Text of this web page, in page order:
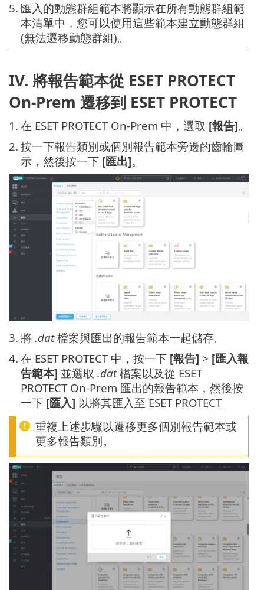
5. 匯入的動態群組範本將顯示在所有動態群組範
本清單中，您可以使用這些範本建立動態群組
(無法遷移動態群組)。
IV. 將報告範本從 ESET PROTECT
On-Prem 遷移到 ESET PROTECT
1. 在 ESET PROTECT On-Prem 中，選取 [報告]。
2. 按一下報告類別或個別報告範本旁邊的齒輪圖
示，然後按一下 [匯出]。
3. 將 .dat檔案與匯出的報告範本一起儲存。
4. 在 ESET PROTECT 中，按一下 [報告] > [匯入報
告範本] 並選取 .dat檔案以及從 ESET
PROTECT On-Prem 匯出的報告範本，然後按
一下 [匯入] 以將其匯入至 ESET PROTECT。
重複上述步驟以遷移更多個別報告範本或
更多報告類別。